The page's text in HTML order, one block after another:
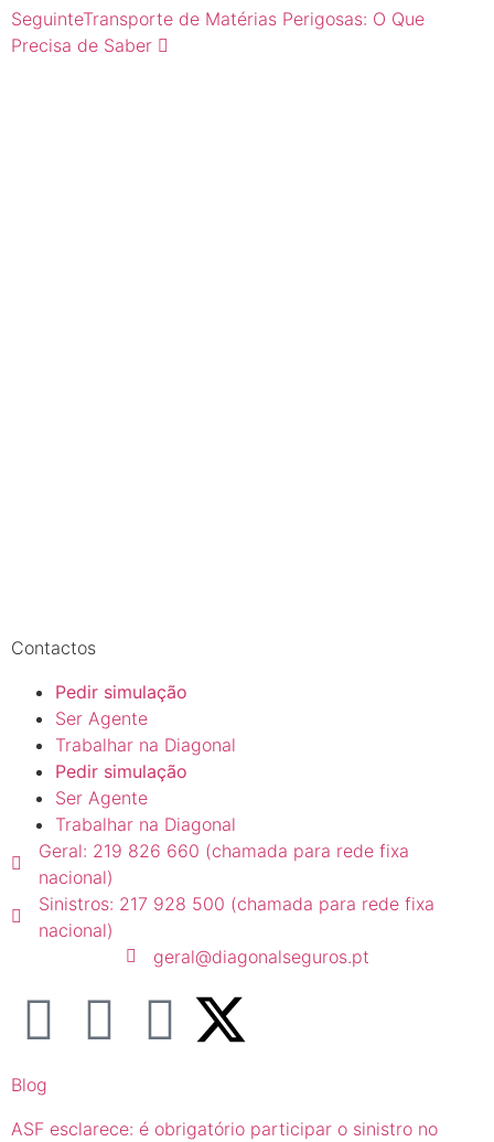
SeguinteTransporte de Matérias Perigosas: O Que
Precisa de Saber
Contactos
Pedir simulação
Ser Agente
Trabalhar na Diagonal
Pedir simulação
Ser Agente
Trabalhar na Diagonal
Geral: 219 826 660 (chamada para rede fixa
nacional)
Sinistros: 217 928 500 (chamada para rede fixa
nacional)
geral@diagonalseguros.pt
Blog
ASF esclarece: é obrigatório participar o sinistro no